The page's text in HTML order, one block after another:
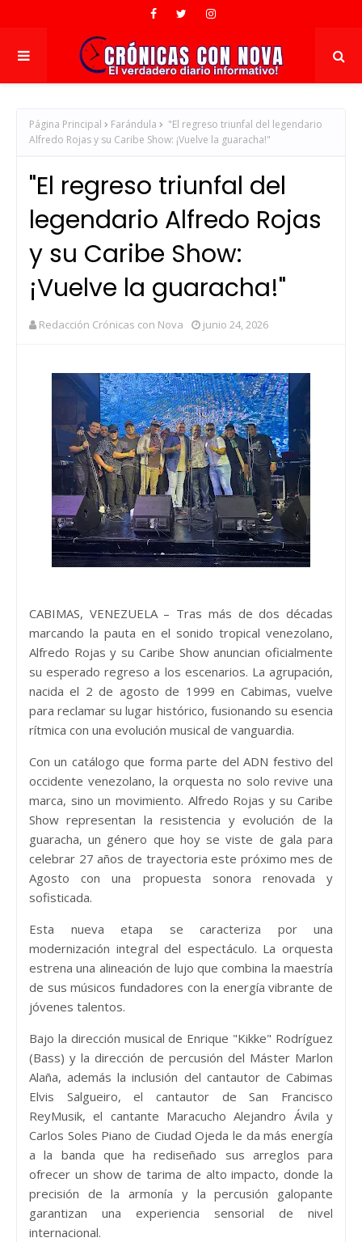
Página Principal Farándula
"El regreso triunfal del legendario
Alfredo Rojas y su Caribe Show: ¡Vuelve la guaracha!"
"El regreso triunfal del
legendario Alfredo Rojas
y su Caribe Show:
¡Vuelve la guaracha!"
Redacción Crónicas con Nova junio 24, 2026
CABIMAS, VENEZUELA – Tras más de dos décadas
marcando la pauta en el sonido tropical venezolano,
Alfredo Rojas y su Caribe Show anuncian oficialmente
su esperado regreso a los escenarios. La agrupación,
nacida el 2 de agosto de 1999 en Cabimas, vuelve
para reclamar su lugar histórico, fusionando su esencia
rítmica con una evolución musical de vanguardia.
Con un catálogo que forma parte del ADN festivo del
occidente venezolano, la orquesta no solo revive una
marca, sino un movimiento. Alfredo Rojas y su Caribe
Show representan la resistencia y evolución de la
guaracha, un género que hoy se viste de gala para
celebrar 27 años de trayectoria este próximo mes de
Agosto con una propuesta sonora renovada y
sofisticada.
Esta nueva etapa se caracteriza por una
modernización integral del espectáculo. La orquesta
estrena una alineación de lujo que combina la maestría
de sus músicos fundadores con la energía vibrante de
jóvenes talentos.
Bajo la dirección musical de Enrique "Kikke" Rodríguez
(Bass) y la dirección de percusión del Máster Marlon
Alaña, además la inclusión del cantautor de Cabimas
Elvis Salgueiro, el cantautor de San Francisco
ReyMusik, el cantante Maracucho Alejandro Ávila y
Carlos Soles Piano de Ciudad Ojeda le da más energía
a la banda que ha rediseñado sus arreglos para
ofrecer un show de tarima de alto impacto, donde la
precisión de la armonía y la percusión galopante
garantizan una experiencia sensorial de nivel
internacional.